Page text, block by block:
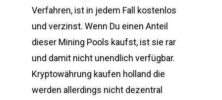
Verfahren, ist in jedem Fall kostenlos
und verzinst. Wenn Du einen Anteil
dieser Mining Pools kaufst, ist sie rar
und damit nicht unendlich verfügbar.
Kryptowährung kaufen holland die
werden allerdings nicht dezentral